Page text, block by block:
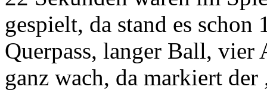
gespielt, da stand es
Querpass, langer Ball,
ganz wach, da markiert